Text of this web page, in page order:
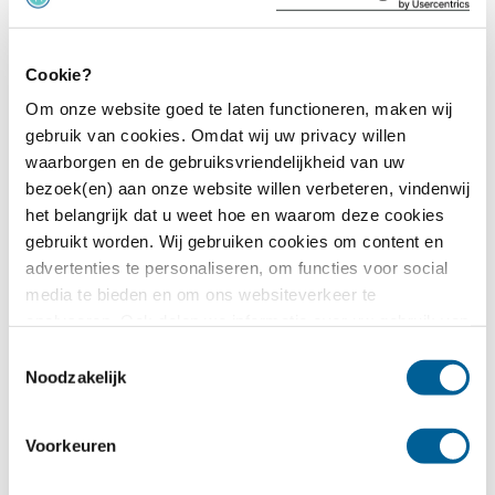
Cookie?
Om onze website goed te laten functioneren, maken wij
gebruik van cookies. Omdat wij uw privacy willen
waarborgen en de gebruiksvriendelijkheid van uw
bezoek(en) aan onze website willen verbeteren, vindenwij
het belangrijk dat u weet hoe en waarom deze cookies
gebruikt worden. Wij gebruiken cookies om content en
advertenties te personaliseren, om functies voor social
media te bieden en om ons websiteverkeer te
adverteren en analyse. Deze partners kunnen deze
gegevens combineren met andere informatie die u aan ze
heeft verstrekt of die ze hebben verzameld op basis van
uw gebruik van hun services.
Noodzakelijk
Voorkeuren
Chartermaatschappijen en vliegtuigen
gebruik van Boeing 737 toestellen. Toch kan het
voorkomen dat je met een ander toestel vliegt, omdat
deze in de zomer worden ingehuurd voor het grote aantal
vluchten dat wordt uitgevoerd. Vooral de toestellen van